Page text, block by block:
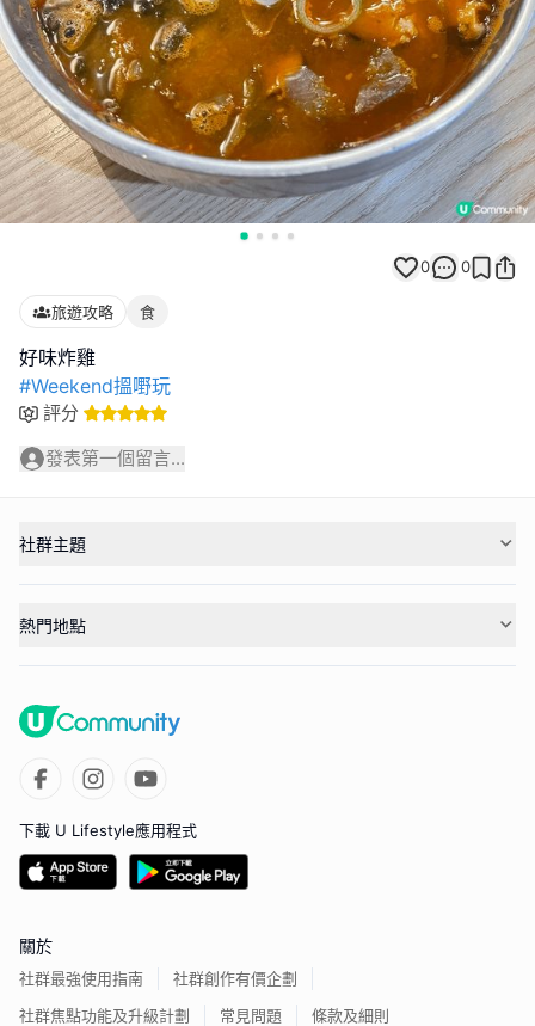
0 0
旅遊攻略 食
#Weekend搵嘢玩
評分
發表第一個留言...
社群主題
熱門地點
下載 U Lifestyle應用程式
關於
社群最強使用指南
社群創作有價企劃
社群焦點功能及升級計劃
常見問題 條款及細則